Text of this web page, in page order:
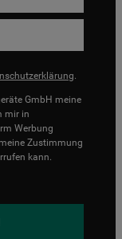
.
GmbH meine
mir in
Werbung
Zustimmung
kann.